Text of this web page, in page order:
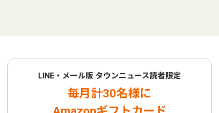
LINE・メール版 タウンニュース読者限定
毎月計30名様に